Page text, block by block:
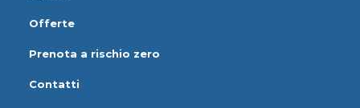
Offerte
Prenota a rischio zero
Contatti